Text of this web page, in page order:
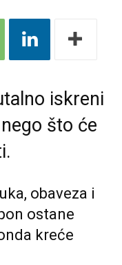
iskreni
što će
obaveza i
ostane
kreće